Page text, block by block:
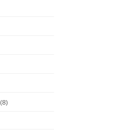
(8)